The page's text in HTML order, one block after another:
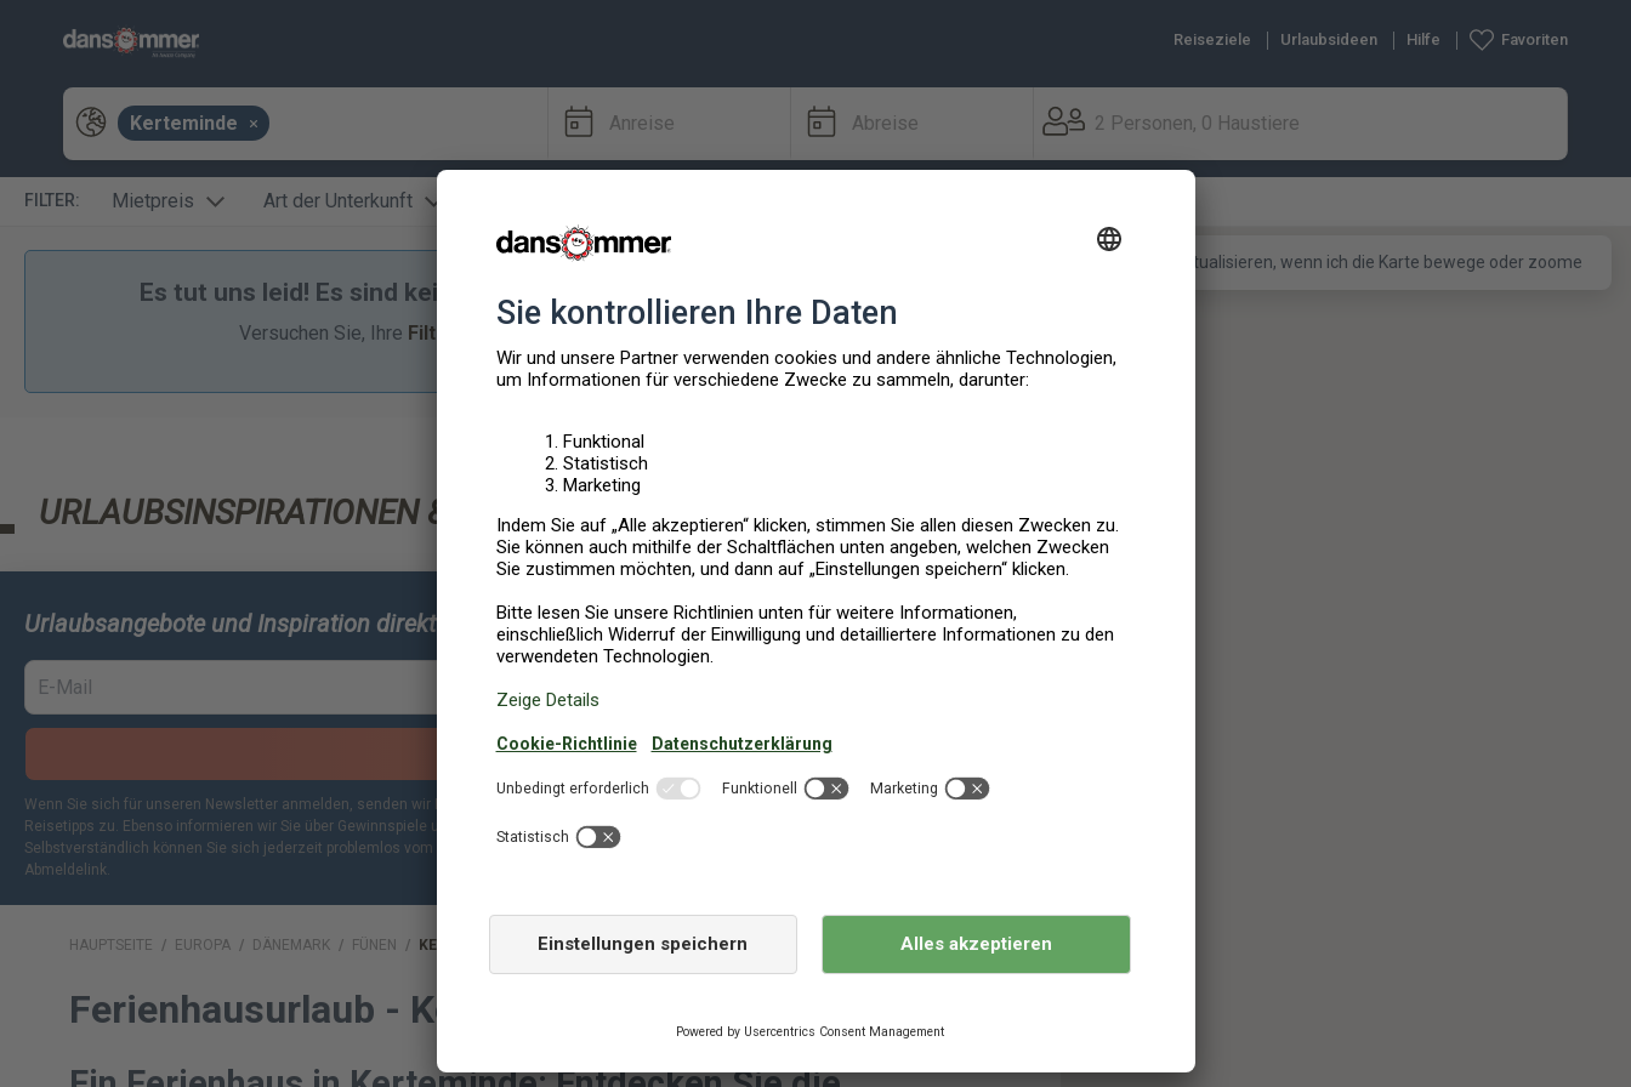
Reiseziele Urlaubsideen Hilfe Favoriten
Kerteminde Anreise Abreise 2 Personen, 0 Haustiere
FILTER: Mietpreis Art der Unterkunft
Es tut uns leid! Es sind keine Ferienhäuser für Ihre Suche verfügbar.
Versuchen Sie, Ihre Filter
URLAUBSINSPIRATIONEN & ANGEBOTE
Urlaubsangebote und Inspiration direkt in Ihren Posteingang
ANMELDEN
Wenn Sie sich für unseren Newsletter anmelden, senden wir Ihnen per E-Mail unsere besten Urlaubsangebote, die schönsten Ferienhäuser und
Reisetipps zu. Ebenso informieren wir Sie über Gewinnspiele und exklusive Vorteile unserer Partner.
Selbstverständlich können Sie sich jederzeit problemlos vom Newsletter abmelden. Hierzu finden Sie in jedem Newsletter einen entsprechenden
Abmeldelink.
HAUPTSEITE / EUROPA / DÄNEMARK / FÜNEN / KERTEMINDE
Ferienhausurlaub - Kerteminde, Fünen
Liste aktualisieren, wenn ich die Karte bewege oder zoome